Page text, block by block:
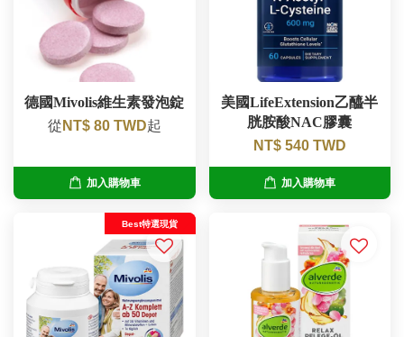
德國Mivolis維生素發泡錠
從 NT$ 80 TWD起
加入購物車
美國LifeExtension乙醯半
胱胺酸NAC膠囊
NT$ 540 TWD
加入購物車
Best特選現貨